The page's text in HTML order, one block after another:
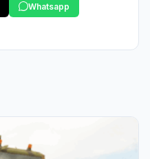
Whatsapp